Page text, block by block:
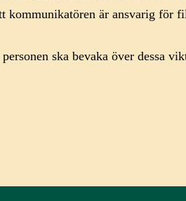
kommunikatören är ansvarig för
ska bevaka över dessa